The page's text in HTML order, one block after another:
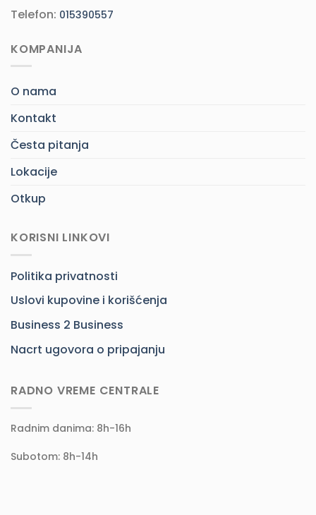
Telefon: 015390557
KOMPANIJA
O nama
Kontakt
Česta pitanja
Lokacije
Otkup
KORISNI LINKOVI
Politika privatnosti
Uslovi kupovine i korišćenja
Business 2 Business
Nacrt ugovora o pripajanju
RADNO VREME CENTRALE
Radnim danima: 8h-16h
Subotom: 8h-14h